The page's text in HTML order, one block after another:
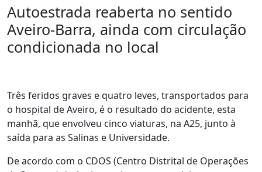
Autoestrada reaberta no sentido
Aveiro-Barra, ainda com circulação
condicionada no local
Três feridos graves e quatro leves, transportados para
o hospital de Aveiro, é o resultado do acidente, esta
manhã, que envolveu cinco viaturas, na A25, junto à
saída para as Salinas e Universidade.
De acordo com o CDOS (Centro Distrital de Operações